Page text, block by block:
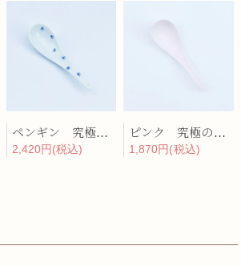
ペンギン 究極のレンゲ
2,420円(税込)
ピンク 究極のレンゲ
1,870円(税込)